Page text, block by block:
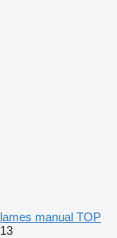
lames manual TOP
13